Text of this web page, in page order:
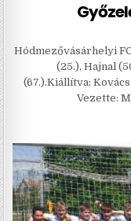
Hódmezővásárhelyi
(25.), Hajnal
(67.).Kiállítva:
Vezette: